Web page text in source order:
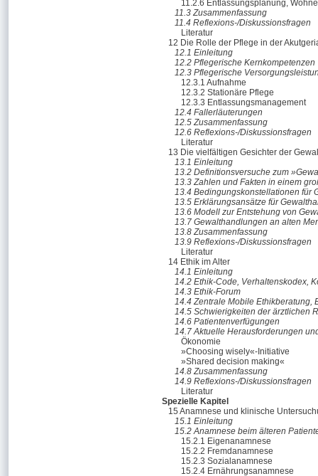
11.2.6 Entlassungsplanung,
11.3 Zusammenfassung
11.4 Reflexions-/Diskussionsfragen
Literatur
12 Die Rolle der Pflege in der
12.1 Einleitung
12.2 Pflegerische Kernkompetenzen
12.3 Pflegerische
12.3.1 Aufnahme
12.3.2 Stationäre Pflege
12.3.3 Entlassungsmanagement
12.4 Fallerläuterungen
12.5 Zusammenfassung
12.6 Reflexions-/Diskussionsfragen
Literatur
13 Die vielfältigen Gesichter der
13.1 Einleitung
13.2 Definitionsversuche zum
13.3 Zahlen und Fakten in einem
13.4 Bedingungskonstellationen für
13.5 Erklärungsansätze für
13.6 Modell zur Entstehung von
13.7 Gewalthandlungen an alten
13.8 Zusammenfassung
13.9 Reflexions-/Diskussionsfragen
Literatur
14 Ethik im Alter
14.1 Einleitung
14.2 Ethik-Code, Verhaltenskodex,
14.3 Ethik-Forum
14.4 Zentrale Mobile Ethikberatung,
14.5 Schwierigkeiten der ärztlichen
14.6 Patientenverfügungen
14.7 Aktuelle Herausforderungen
Ökonomie
»Choosing wisely«-Initiative
»Shared decision making«
14.8 Zusammenfassung
14.9 Reflexions-/Diskussionsfragen
Literatur
Spezielle Kapitel
15 Anamnese und klinische
15.1 Einleitung
15.2 Anamnese beim älteren
15.2.1 Eigenanamnese
15.2.2 Fremdanamnese
15.2.3 Sozialanamnese
15.2.4 Ernährungsanamnese